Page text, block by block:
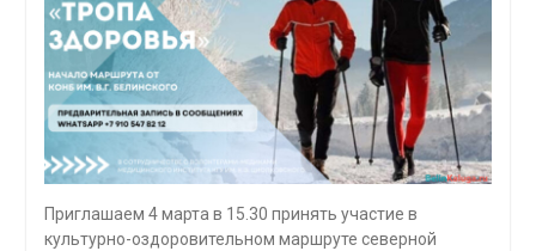
Приглашаем 4 марта в 15.30 принять участие в
культурно-оздоровительном маршруте северной